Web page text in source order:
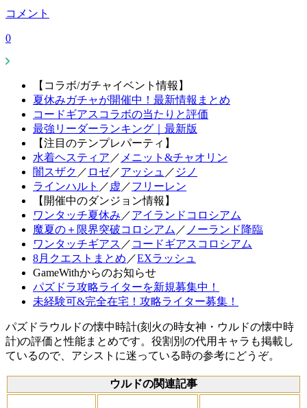
コメント
0
【コラボ/ガチャイベント情報】
夏休みガチャが開催中！最新情報まとめ
コードギアスコラボの当たりと評価
最強リーダーランキング｜最新版
【注目のテンプレパーティ】
水着ヘスティア ／ メニット&チャオリン
闇スザク ／ ロゼ／アッシュ ／ ジノ
ラインハルト ／ 虚 ／フリーレン
【開催中のダンジョン情報】
ワンタッチ夏休み ／アイランドコロシアム
魔夏の＋限界突破コロシアム ／ ノーランド降臨
ワンタッチギアス ／ コードギアスコロシアム
8月クエストまとめ ／EXラッシュ
GameWithからのお知らせ
パズドラ攻略ライターを新規募集中！
未経験可&完全在宅！攻略ライター募集！
パズドラウルドの懐中時計(刻火の時女神・ウルドの懐中時
計)の評価と性能まとめです。役割別の代用キャラも掲載し
ているので、アシストに迷っている時の参考にどうぞ。
ウルドの関連記事